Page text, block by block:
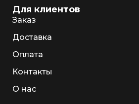
Для клиентов
Заказ
Доставка
Оплата
Контакты
О нас